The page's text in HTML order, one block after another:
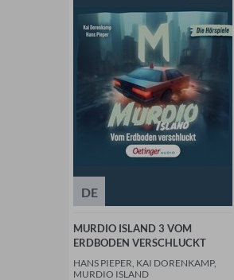
DE
MURDIO ISLAND 3 VOM
ERDBODEN VERSCHLUCKT
HANS PIEPER, KAI DORENKAMP,
MURDIO ISLAND